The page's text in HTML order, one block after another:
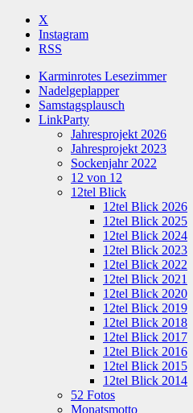
X
Instagram
RSS
Karminrotes Lesezimmer
Nadelgeplapper
Samstagsplausch
LinkParty
Jahresprojekt 2026
Jahresprojekt 2023
Sockenjahr 2022
12 von 12
12tel Blick
12tel Blick 2026
12tel Blick 2025
12tel Blick 2024
12tel Blick 2023
12tel Blick 2022
12tel Blick 2021
12tel Blick 2020
12tel Blick 2019
12tel Blick 2018
12tel Blick 2017
12tel Blick 2016
12tel Blick 2015
12tel Blick 2014
52 Fotos
Monatsmotto